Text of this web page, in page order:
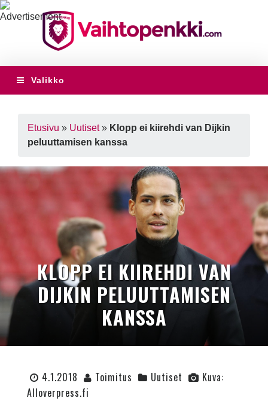
Valikko
Etusivu » Uutiset» Klopp ei kiirehdi van Dijkin
peluuttamisen kanssa
KLOPP EI KIIREHDI VAN
DIJKIN PELUUTTAMISEN
KANSSA
4.1.2018 Toimitus Uutiset
Kuva:
Alloverpress.fi